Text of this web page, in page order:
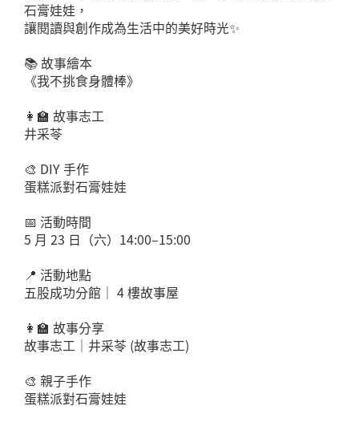
石膏娃娃，
讓閱讀與創作成為生活中的美好時光✨
📚 故事繪本
《我不挑食身體棒》
👩‍🏫 故事志工
井采苓
🎨 DIY 手作
蛋糕派對石膏娃娃
📅 活動時間
5 月 23 日（六）14:00–15:00
📍 活動地點
五股成功分館｜ 4 樓故事屋
👩‍🏫 故事分享
故事志工｜井采苓 (故事志工)
🎨 親子手作
蛋糕派對石膏娃娃